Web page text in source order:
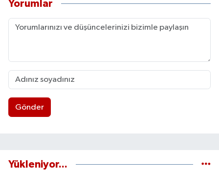
Yorumlar
Gönder
Yükleniyor...